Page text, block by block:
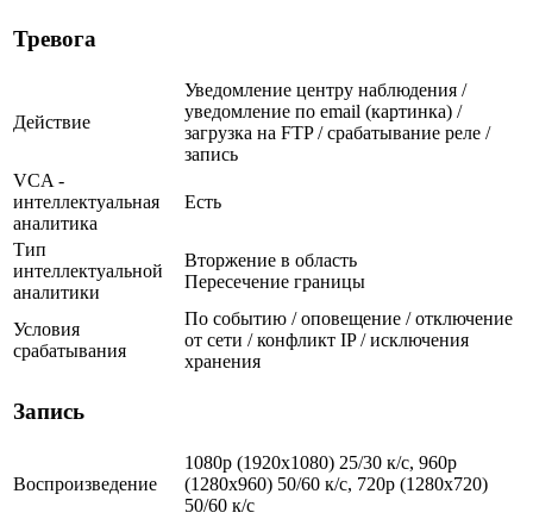
Тревога
Действие
Уведомление центру наблюдения /
уведомление по email (картинка) /
загрузка на FTP / срабатывание реле /
запись
VCA -
интеллектуальная
аналитика
Есть
Тип
интеллектуальной
аналитики
Вторжение в область
Пересечение границы
Условия
срабатывания
По событию / оповещение / отключение
от сети / конфликт IP / исключения
хранения
Запись
Воспроизведение
1080p (1920x1080) 25/30 к/с, 960p
(1280х960) 50/60 к/с, 720p (1280х720)
50/60 к/с